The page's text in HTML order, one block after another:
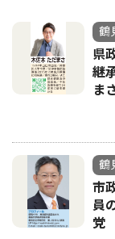
鶴
県
継
ま
鶴
市
員
党